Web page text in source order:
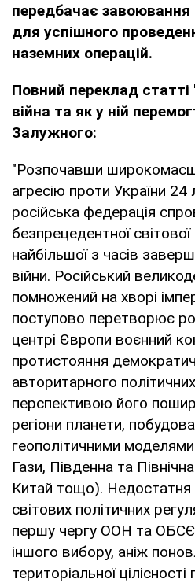
передбачає завоювання
для успішного
наземних операцій.
Повний переклад статті
війна та як у ній
Залужного:
"Розпочавши
агресію проти України
російська федерація
безпрецедентної
найбільшої з часів
війни. Російський
помножений на хворі
поступово перетворює
центрі Європи воєнний
протистояння
авторитарного
перспективою його
регіони планети,
геополітичними
Гази, Південна та
Китай тощо). Недостатня
світових політичних
першу чергу ООН та
іншого вибору, аніж
територіальної цілісності